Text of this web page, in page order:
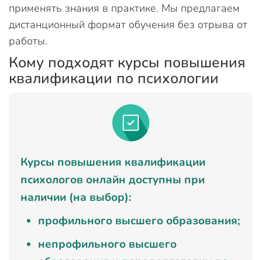
применять знания в практике. Мы предлагаем
дистанционный формат обучения без отрыва от
работы.
Кому подходят курсы повышения
квалификации по психологии
Курсы повышения квалификации
психологов онлайн доступны при
наличии (на выбор):
профильного высшего образования;
непрофильного высшего